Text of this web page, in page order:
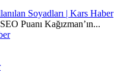
Soyadları | Kars Haber
Puanı Kağızman’ın...